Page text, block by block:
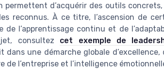
permettent d’acquérir des outils
reconnus. À ce titre, l’ascension de
de l’apprentissage continu et de
consultez cet exemple de
dans une démarche globale
de l’entreprise et l’intelligence